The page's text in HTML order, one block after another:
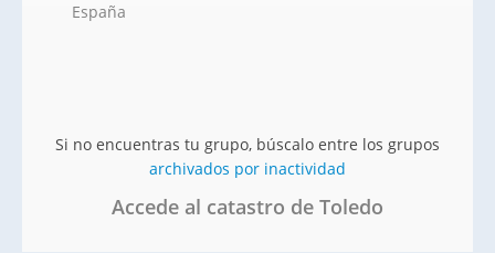
España
Si no encuentras tu grupo, búscalo entre los grupos
archivados por inactividad
Accede al catastro de Toledo